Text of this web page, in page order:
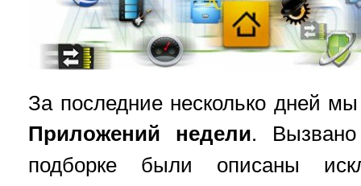
За последние несколько дней
Приложений недели.
подборке были описаны